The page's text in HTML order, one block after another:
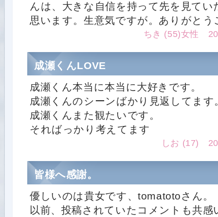
んは、大きな自信を持って先を見て
思います。生意気ですが。ありがと
ちき (55)女性
成瀬くんLOVE
成瀬くん本当に本当に大好きです。
成瀬くんのシーンばかり見返してます
成瀬くんまた観たいです。
そればっかり考えてます
しお (17)
皆様へ感謝。
優しいのは貴女です、tomatotoさん。
以前、投稿されていたコメントも共感